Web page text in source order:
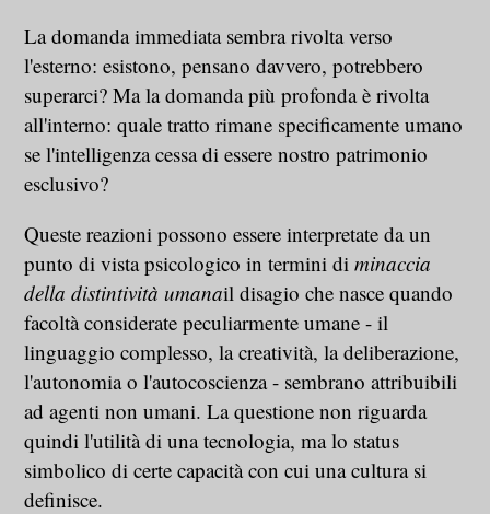
La domanda immediata sembra rivolta verso
l'esterno: esistono, pensano davvero, potrebbero
superarci? Ma la domanda più profonda è rivolta
all'interno: quale tratto rimane specificamente umano
se l'intelligenza cessa di essere nostro patrimonio
esclusivo?
Queste reazioni possono essere interpretate da un
punto di vista psicologico in termini diminaccia
della distintività umanail disagio che nasce quando
facoltà considerate peculiarmente umane - il
linguaggio complesso, la creatività, la deliberazione,
l'autonomia o l'autocoscienza - sembrano attribuibili
ad agenti non umani. La questione non riguarda
quindi l'utilità di una tecnologia, ma lo status
simbolico di certe capacità con cui una cultura si
definisce.